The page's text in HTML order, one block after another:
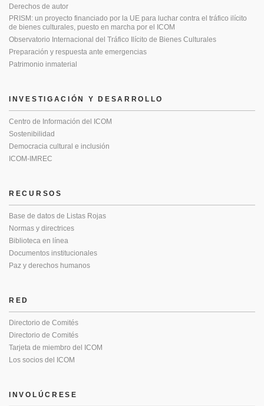
Derechos de autor
PRISM: un proyecto financiado por la UE para luchar contra el tráfico ilícito
de bienes culturales, puesto en marcha por el ICOM
Observatorio Internacional del Tráfico Ilícito de Bienes Culturales
Preparación y respuesta ante emergencias
Patrimonio inmaterial
INVESTIGACIÓN Y DESARROLLO
Centro de Información del ICOM
Sostenibilidad
Democracia cultural e inclusión
ICOM-IMREC
RECURSOS
Base de datos de Listas Rojas
Normas y directrices
Biblioteca en línea
Documentos institucionales
Paz y derechos humanos
RED
Directorio de Comités
Directorio de Comités
Tarjeta de miembro del ICOM
Los socios del ICOM
INVOLÚCRESE